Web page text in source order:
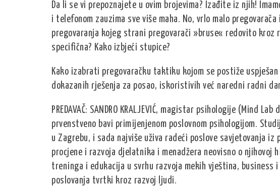
Da li se vi prepoznajete u ovim brojevima? Izađite iz njih!
i telefonom zauzima sve više maha. No, vrlo malo
pregovaranja kojeg strani pregovarači »bruse« redovito kroz
specifična? Kako izbjeći stupice?
Kako izabrati pregovaračku taktiku kojom se postiže
dokazanih rješenja za posao, iskoristivih već naredni radni
PREDAVAČ: SANDRO KRALJEVIĆ, magistar psihologije (Mind
prvenstveno bavi primijenjenom poslovnom psihologijom.
u Zagrebu, i sada najviše uživa radeći poslove savjetovanja
procjene i razvoja djelatnika i menadžera neovisno o
treninga i edukacija u svrhu razvoja mekih vještina, business
poslovanja tvrtki kroz razvoj ljudi.